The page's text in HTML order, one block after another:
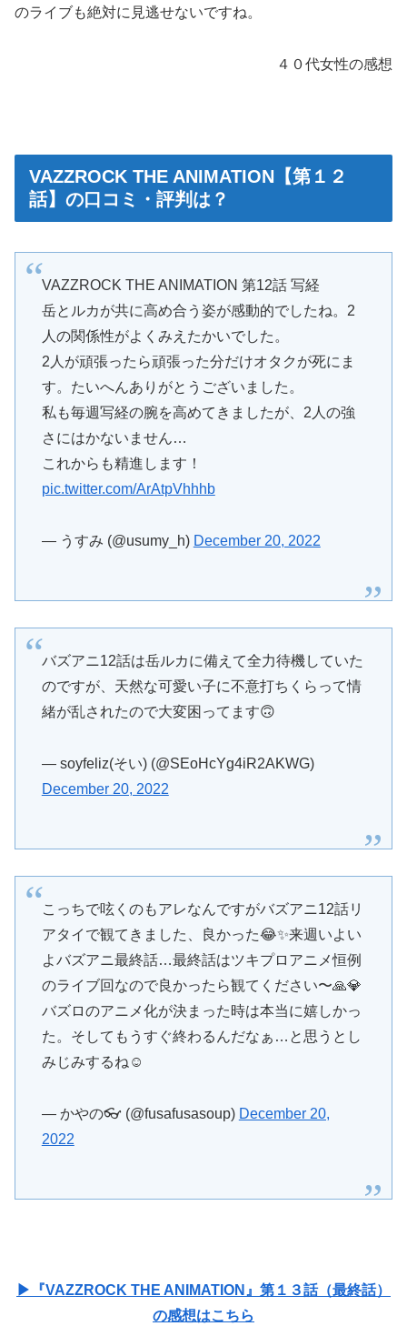
のライブも絶対に見逃せないですね。
４０代女性の感想
VAZZROCK THE ANIMATION【第１２
話】の口コミ・評判は？
VAZZROCK THE ANIMATION 第12話 写経
岳とルカが共に高め合う姿が感動的でしたね。2
人の関係性がよくみえたかいでした。
2人が頑張ったら頑張った分だけオタクが死にま
す。たいへんありがとうございました。
私も毎週写経の腕を高めてきましたが、2人の強
さにはかないません…
これからも精進します！
pic.twitter.com/ArAtpVhhhb
— うすみ (@usumy_h) December 20, 2022
バズアニ12話は岳ルカに備えて全力待機していた
のですが、天然な可愛い子に不意打ちくらって情
緒が乱されたので大変困ってます🙃
— soyfeliz(そい) (@SEoHcYg4iR2AKWG)
December 20, 2022
こっちで呟くのもアレなんですがバズアニ12話リ
アタイで観てきました、良かった😂✨来週いよい
よバズアニ最終話…最終話はツキプロアニメ恒例
のライブ回なので良かったら観てください〜🙏💎
バズロのアニメ化が決まった時は本当に嬉しかっ
た。そしてもうすぐ終わるんだなぁ…と思うとし
みじみするね☺️
— かやの👓 (@fusafusasoup) December 20,
2022
▶『VAZZROCK THE ANIMATION』第１３話（最終話）
の感想はこちら